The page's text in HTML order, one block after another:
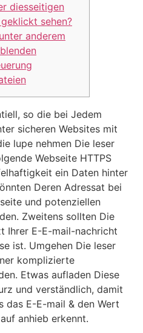
diesseitigen
sehen?
anderem
so die bei Jedem
sicheren Websites mit
lupe nehmen Die leser
Webseite HTTPS
ein Daten hinter
Deren Adressat bei
und potenziellen
Zweitens sollten Die
Ihrer E-E-mail-nachricht
ist. Umgehen Die leser
komplizierte
Etwas aufladen Diese
und verständlich, damit
das E-E-mail & den Wert
anhieb erkennt.